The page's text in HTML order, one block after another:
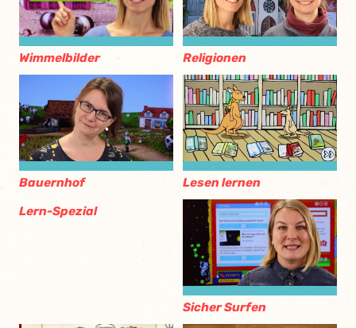
Wimmelbilder Religionen
Bauernhof
Lesen lernen
Lern-Spezial
Sicher Surfen